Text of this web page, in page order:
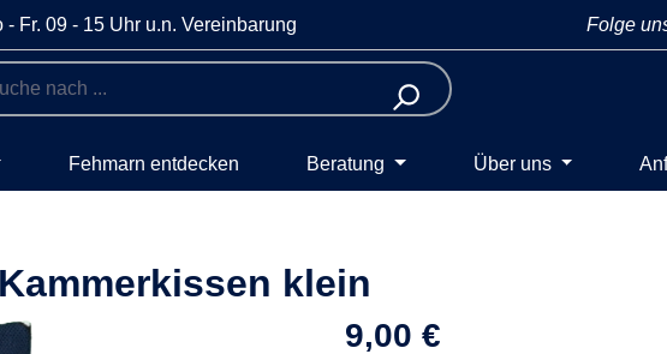
- Fr. 09 - 15 Uhr u.n. Vereinbarung Folge
Fehmarn entdecken Beratung Über uns
klein
9,00 €